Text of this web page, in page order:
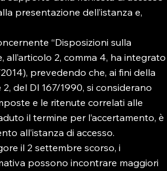
presentazione dell’istanza e,
“Disposizioni sulla
2, comma 4, ha integrato
prevedendo che, ai fini della
del Dl 167/1990, si considerano
e le ritenute correlati alle
il termine per l’accertamento, è
all’istanza di accesso.
il 2 settembre scorso, i
possono incontrare maggiori